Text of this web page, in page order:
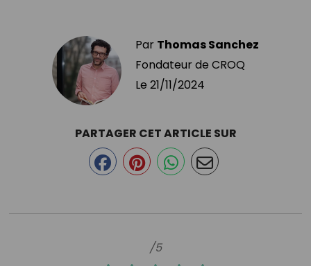
Par Thomas Sanchez
Fondateur de CROQ
Le 21/11/2024
/5
PARTAGER CET ARTICLE SUR